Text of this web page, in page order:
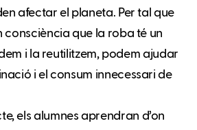
afectar el planeta. Per tal que
consciència que la roba té un
i la reutilitzem, podem ajudar
i el consum innecessari de
els alumnes aprendran d’on